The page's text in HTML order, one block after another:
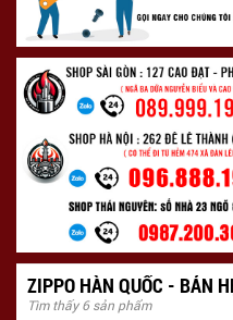
Tìm thấy 6 sản phẩm